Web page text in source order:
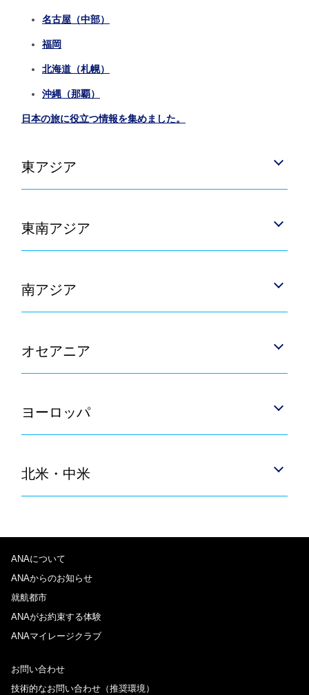
名古屋（中部）
福岡
北海道（札幌）
沖縄（那覇）
日本の旅に役立つ情報を集めました。
東アジア
東南アジア
南アジア
オセアニア
ヨーロッパ
北米・中米
ANAについて
ANAからのお知らせ
就航都市
ANAがお約束する体験
ANAマイレージクラブ
お問い合わせ
技術的なお問い合わせ（推奨環境）